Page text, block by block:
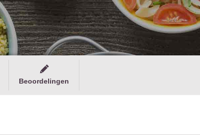
Beoordelingen